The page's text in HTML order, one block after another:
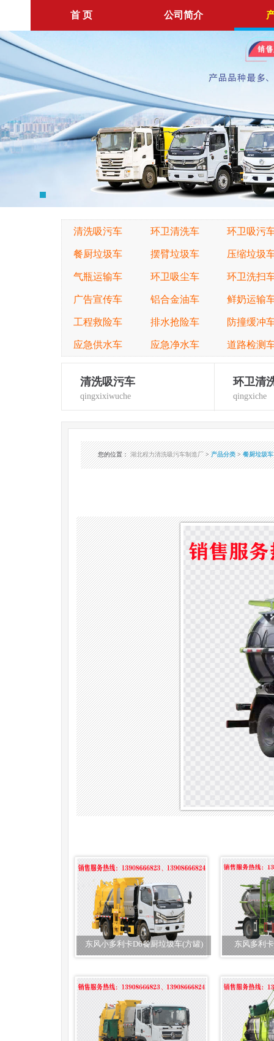
首 页 公司简介
清洗吸污车 环卫清洗车 环卫吸污
餐厨垃圾车 摆臂垃圾车 压缩垃圾
气瓶运输车 环卫吸尘车 环卫洗扫
广告宣传车 铝合金油车 鲜奶运输
工程救险车 排水抢险车 防撞缓冲
应急供水车 应急净水车 道路检测
清洗吸污车
qingxixiwuche
环卫清
qingxiche
您的位置：湖北程力清洗吸污车制造厂>产品分类>餐厨垃圾车
东风小多利卡D6餐厨垃圾车(方罐) 东风多利